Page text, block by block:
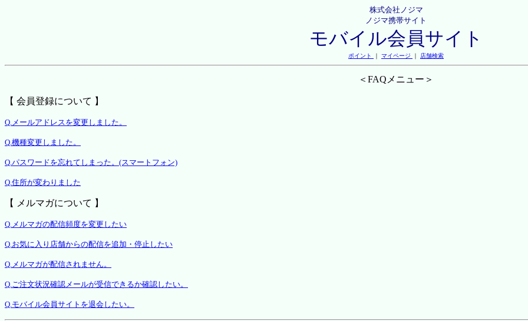
株式会社ノジマ
ノジマ携帯サイト
モバイル会員サイト
ポイント ｜ マイページ ｜ 店舗検索
＜FAQメニュー＞
【 会員登録について 】
Q.メールアドレスを変更しました。
Q.機種変更しました。
Q.パスワードを忘れてしまった。(スマートフォン)
Q.住所が変わりました
【 メルマガについて 】
Q.メルマガの配信頻度を変更したい
Q.お気に入り店舗からの配信を追加・停止したい
Q.メルマガが配信されません。
Q.ご注文状況確認メールが受信できるか確認したい。
Q.モバイル会員サイトを退会したい。